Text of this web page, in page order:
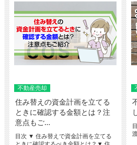
不動産売却
住み替えの資金計画を立てる
ときに確認する金額とは？注
意点もご...
目次 ▼ 住み替えで資金計画を立てる
目次 ▼ 不